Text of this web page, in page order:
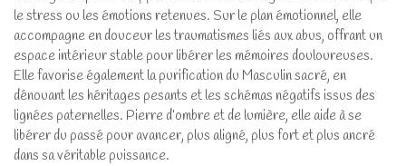
le stress ou les émotions retenues. Sur le plan émotionnel, elle
accompagne en douceur les traumatismes liés aux abus, offrant un
espace intérieur stable pour libérer les mémoires douloureuses.
Elle favorise également la purification du Masculin sacré, en
dénouant les héritages pesants et les schémas négatifs issus des
lignées paternelles. Pierre d’ombre et de lumière, elle aide à se
libérer du passé pour avancer, plus aligné, plus fort et plus ancré
dans sa véritable puissance.